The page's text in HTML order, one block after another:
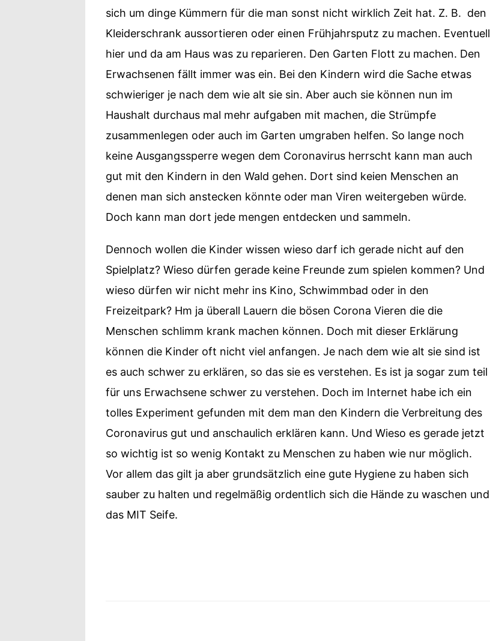
sich um dinge Kümmern für die man sonst nicht wirklich Zeit hat. Z. B. den
Kleiderschrank aussortieren oder einen Frühjahrsputz zu machen. Eventuell
hier und da am Haus was zu reparieren. Den Garten Flott zu machen. Den
Erwachsenen fällt immer was ein. Bei den Kindern wird die Sache etwas
schwieriger je nach dem wie alt sie sin. Aber auch sie können nun im
Haushalt durchaus mal mehr aufgaben mit machen, die Strümpfe
zusammenlegen oder auch im Garten umgraben helfen. So lange noch
keine Ausgangssperre wegen dem Coronavirus herrscht kann man auch
gut mit den Kindern in den Wald gehen. Dort sind keien Menschen an
denen man sich anstecken könnte oder man Viren weitergeben würde.
Doch kann man dort jede mengen entdecken und sammeln.
Dennoch wollen die Kinder wissen wieso darf ich gerade nicht auf den
Spielplatz? Wieso dürfen gerade keine Freunde zum spielen kommen? Und
wieso dürfen wir nicht mehr ins Kino, Schwimmbad oder in den
Freizeitpark? Hm ja überall Lauern die bösen Corona Vieren die die
Menschen schlimm krank machen können. Doch mit dieser Erklärung
können die Kinder oft nicht viel anfangen. Je nach dem wie alt sie sind ist
es auch schwer zu erklären, so das sie es verstehen. Es ist ja sogar zum teil
für uns Erwachsene schwer zu verstehen. Doch im Internet habe ich ein
tolles Experiment gefunden mit dem man den Kindern die Verbreitung des
Coronavirus gut und anschaulich erklären kann. Und Wieso es gerade jetzt
so wichtig ist so wenig Kontakt zu Menschen zu haben wie nur möglich.
Vor allem das gilt ja aber grundsätzlich eine gute Hygiene zu haben sich
sauber zu halten und regelmäßig ordentlich sich die Hände zu waschen und
das MIT Seife.